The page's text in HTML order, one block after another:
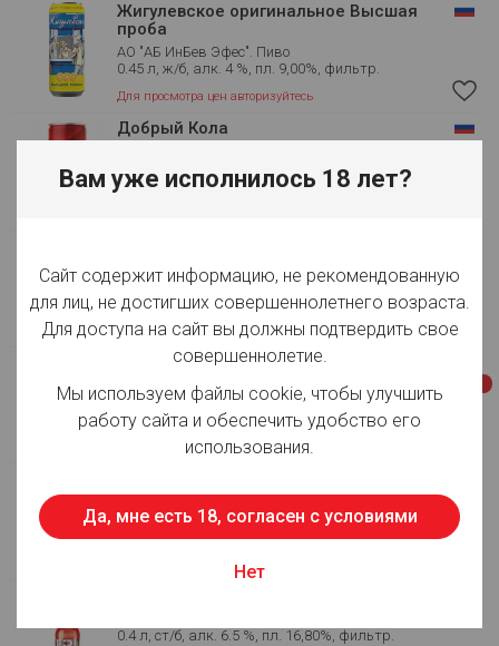
Жигулевское оригинальное Высшая
проба
АО "АБ ИнБев Эфес". Пиво
0.45 л, ж/б, алк. 4 %, пл. 9,00%, фильтр.
Для просмотра цен авторизуйтесь
Добрый Кола
Для просмотра цен авторизуйтесь
ароматом лайма и мяты
АО "АБ ИнБев Эфес". Пиво
0.4 л, ст/б, алк. 4.5 %, пл. 14,00%, фильтр.
Для просмотра цен авторизуйтесь
Барное
ООО "Борихинский ПЗ". Пиво
50 л, Кега, алк. 4 %, пл. 11,00%, фильтр.
Для просмотра цен авторизуйтесь
0.33 л, ст/б, алк. 4.5 %, пл. 10,00%, фильтр.
0.4 л, ст/б, алк. 6.5 %, пл. 16,80%, фильтр.
Вам уже исполнилось 18 лет?
Сайт содержит информацию, не рекомендованную
для лиц, не достигших совершеннолетнего возраста.
Для доступа на сайт вы должны подтвердить свое
совершеннолетие.
Мы используем файлы cookie, чтобы улучшить
работу сайта и обеспечить удобство его
использования.
Да, мне есть 18, согласен с условиями
Нет